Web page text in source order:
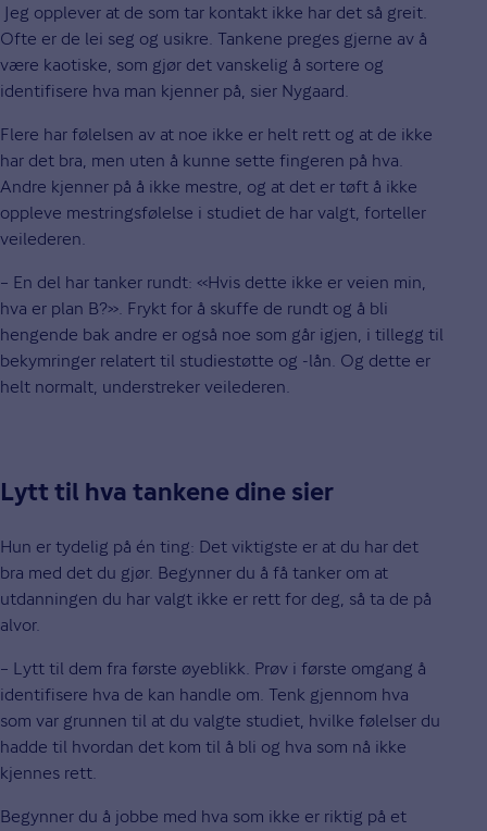
Jeg opplever at de som tar kontakt ikke har det så greit.
Ofte er de lei seg og usikre. Tankene preges gjerne av å
være kaotiske, som gjør det vanskelig å sortere og
identifisere hva man kjenner på, sier Nygaard.
Flere har følelsen av at noe ikke er helt rett og at de ikke
har det bra, men uten å kunne sette fingeren på hva.
Andre kjenner på å ikke mestre, og at det er tøft å ikke
oppleve mestringsfølelse i studiet de har valgt, forteller
veilederen.
– En del har tanker rundt: «Hvis dette ikke er veien min,
hva er plan B?». Frykt for å skuffe de rundt og å bli
hengende bak andre er også noe som går igjen, i tillegg til
bekymringer relatert til studiestøtte og -lån. Og dette er
helt normalt, understreker veilederen.
Lytt til hva tankene dine sier
Hun er tydelig på én ting: Det viktigste er at du har det
bra med det du gjør. Begynner du å få tanker om at
utdanningen du har valgt ikke er rett for deg, så ta de på
alvor.
– Lytt til dem fra første øyeblikk. Prøv i første omgang å
identifisere hva de kan handle om. Tenk gjennom hva
som var grunnen til at du valgte studiet, hvilke følelser du
hadde til hvordan det kom til å bli og hva som nå ikke
kjennes rett.
Begynner du å jobbe med hva som ikke er riktig på et